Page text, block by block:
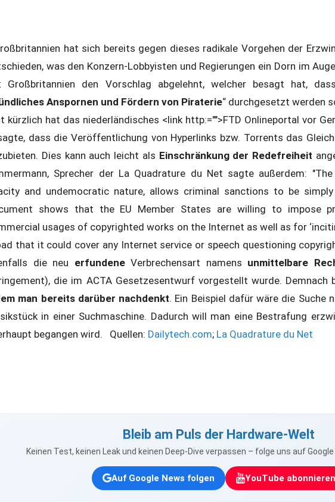
hat sich bereits gegen dieses radikale Vorgehen der
was den Konzern-Lobbyisten und Regierungen ein Dorn im
Großbritannien den Vorschlag abgelehnt, welcher besagt hat,
Anspornen und Fördern von Piraterie“ durchgesetzt werden
kürzlich hat das niederländisches <link http:="">FTD Onlineportal vor
dass die Veröffentlichung von Hyperlinks bzw. Torrents das
Dies kann auch leicht als Einschränkung der Redefreiheit
Sprecher der La Quadrature du Net sagte außerdem:
and undemocratic nature, allows criminal sanctions to be
shows that the EU Member States are willing to impose
usages of copyrighted works on the Internet as well as for
that it could cover any Internet service or speech questioning
die neu erfundene Verbrechensart namens unmittelbare
die im ACTA Gesetzesentwurf vorgestellt wurde. Demnach
man bereits darüber nachdenkt. Ein Beispiel dafür wäre die Suche
in einer Suchmaschine. Dadurch will man eine Bestrafung
begangen wird. Quellen: Dailytech.com; La Quadrature du Net
Bleib am Puls der Hardware-Welt
Keinen Test, keinen Leak und keinen Deep-Dive verpassen – folge uns auf Google
Auf Google News folgen YouTube abonnieren